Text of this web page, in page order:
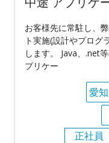
お客様先に常駐し、
ト実施(設計やプログ
します。 Java、.net
プリケー
愛
正社員